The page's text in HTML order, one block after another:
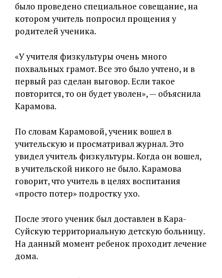
было проведено специальное совещание, на
котором учитель попросил прощения у
родителей ученика.
«У учителя физкультуры очень много
похвальных грамот. Все это было учтено, и в
первый раз сделан выговор. Если такое
повторится, то он будет уволен», — объяснила
Карамова.
По словам Карамовой, ученик вошел в
учительскую и просматривал журнал. Это
увидел учитель физкультуры. Когда он вошел,
в учительской никого не было. Карамова
говорит, что учитель в целях воспитания
«просто потер» подростку ухо.
После этого ученик был доставлен в Кара-
Суйскую территориальную детскую больницу.
На данный момент ребенок проходит лечение
дома.